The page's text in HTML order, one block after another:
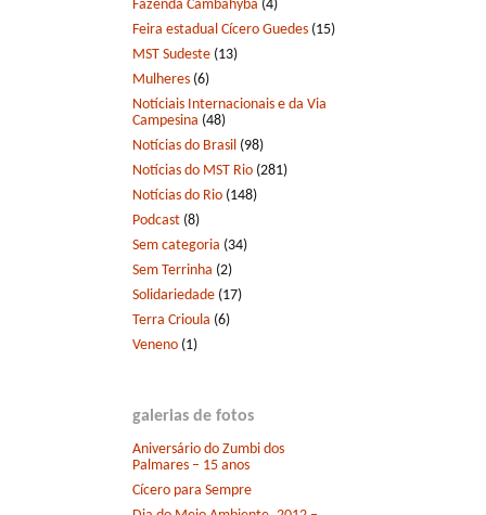
Fazenda Cambahyba (4)
Feira estadual Cícero Guedes (15)
MST Sudeste (13)
Mulheres (6)
Notíciais Internacionais e da Via
Campesina (48)
Notícias do Brasil (98)
Notícias do MST Rio (281)
Notícias do Rio (148)
Podcast (8)
Sem categoria (34)
Sem Terrinha (2)
Solidariedade (17)
Terra Crioula (6)
Veneno (1)
galerias de fotos
Aniversário do Zumbi dos
Palmares – 15 anos
Cícero para Sempre